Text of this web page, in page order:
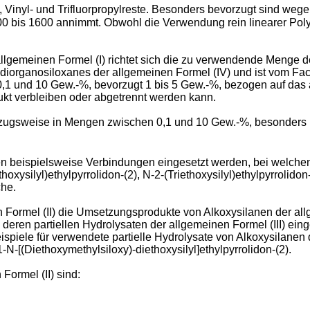
und Trifluorpropylreste. Besonders bevorzugt sind
bis 1600 annimmt. Obwohl die Verwendung rein linearer
Formel (I) richtet sich die zu verwendende Menge
der allgemeinen Formel (IV) und ist vom
und 10 Gew.-%, bevorzugt 1 bis 5 Gew.-%, bezogen auf
verbleiben oder abgetrennt werden kann.
in Mengen zwischen 0,1 und 10 Gew.-%,
beispielsweise Verbindungen eingesetzt werden, bei
(2), N-2-
(II) die Umsetzungsprodukte von Alkoxysilanen der
partiellen Hydrolysaten der allgemeinen Formel (III)
für verwendete partielle Hydrolysate von
[(Diethoxymethylsiloxy)-diethoxysilyl]ethylpyrrolidon-(2).
(II) sind: